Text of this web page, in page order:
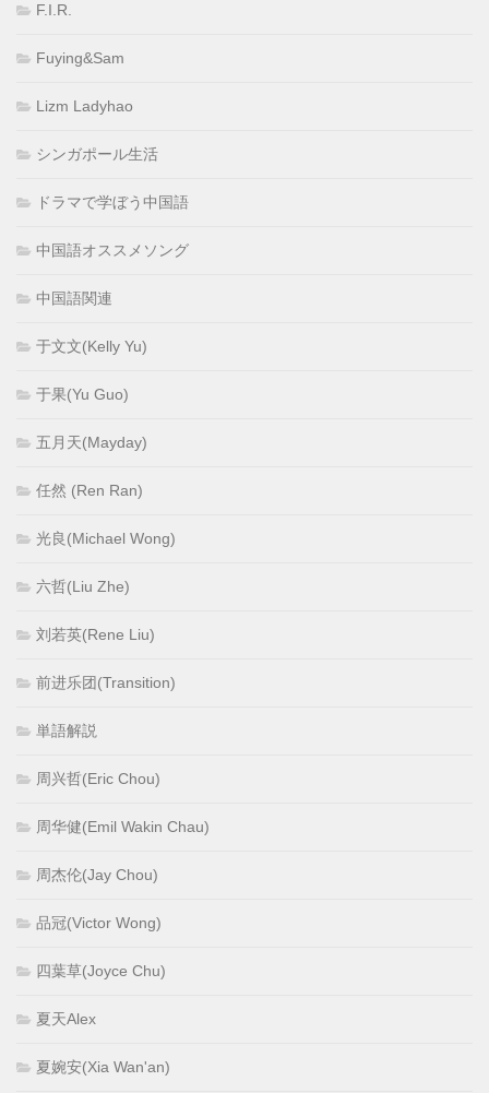
F.I.R.
Fuying&Sam
Lizm Ladyhao
シンガポール生活
ドラマで学ぼう中国語
中国語オススメソング
中国語関連
于文文(Kelly Yu)
于果(Yu Guo)
五月天(Mayday)
任然 (Ren Ran)
光良(Michael Wong)
六哲(Liu Zhe)
刘若英(Rene Liu)
前进乐团(Transition)
単語解説
周兴哲(Eric Chou)
周华健(Emil Wakin Chau)
周杰伦(Jay Chou)
品冠(Victor Wong)
四葉草(Joyce Chu)
夏天Alex
夏婉安(Xia Wan'an)